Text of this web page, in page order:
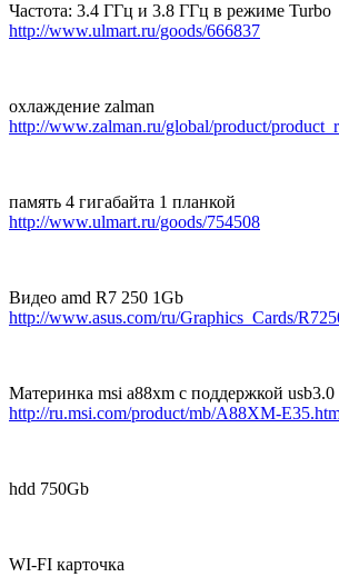
Частота: 3.4 ГГц и 3.8 ГГц в режиме Turbo
http://www.ulmart.ru/goods/666837
охлаждение zalman
http://www.zalman.ru/global/product/
память 4 гигабайта 1 планкой
http://www.ulmart.ru/goods/754508
Видео amd R7 250 1Gb
http://www.asus.com/ru/Graphics_Cards/
Материнка msi a88xm с поддержкой usb3.0
http://ru.msi.com/product/mb/A88XM-
hdd 750Gb
WI-FI карточка